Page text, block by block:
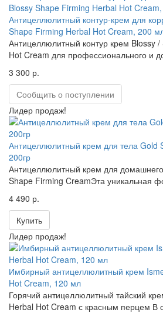
Антицеллюлитный контур-крем для
Shape Firming Herbal Hot Cream, 200
Антицеллюлитный контур крем Blossy
Hot Cream для профессионального и
3 300 р.
Сообщить о поступлении
Лидер продаж!
Антицеллюлитный крем для тела Gold
200гр
Антицеллюлитный крем для
Shape Firming CreamЭта уникальная
4 490 р.
Купить
Лидер продаж!
Имбирный антицеллюлитный крем
Hot Cream, 120 мл
Горячий антицеллюлитный тайский
Herbal Hot Cream с красным перцем В